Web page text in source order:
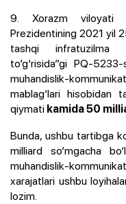
9. Xorazm viloyati
Prezidentining 2021 yil
tashqi infratuzilma
to‘g‘risida”gi PQ-
muhandislik-
mablag‘lari hisobidan
qiymati kamida 50
Bunda, ushbu tartibga
milliard so‘mgacha
muhandislik-
xarajatlari ushbu
lozim.